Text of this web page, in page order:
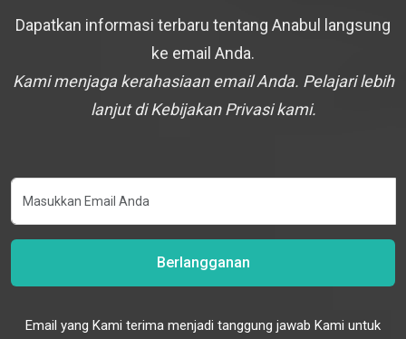
Dapatkan informasi terbaru tentang Anabul langsung
ke email Anda.
Kami menjaga kerahasiaan email Anda. Pelajari lebih
lanjut di Kebijakan Privasi kami.
Berlangganan
Email yang Kami terima menjadi tanggung jawab Kami untuk